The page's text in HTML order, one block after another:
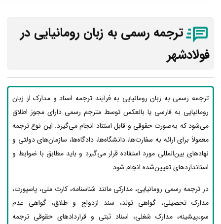
ترجمه رسمی به زبان رومانیایی در
فولادشهر
ترجمه رسمی به زبان رومانیایی به فرآیند ترجمه اسناد و مدارک از زبان
رومانیایی به فارسی یا بالعکس توسط مترجم رسمی دارای مجوز اطلاق
می‌شود که به‌صورت حقوقی و قابل استناد انجام می‌گیرد. این نوع ترجمه
معمولاً برای ارائه به سفارت‌ها، دانشگاه‌ها، دادگاه‌ها، سازمان‌های دولتی و
نهادهای بین‌المللی مورد استفاده قرار می‌گیرد و باید مطابق با ضوابط و
استانداردهای تعیین‌شده انجام شود.
در ترجمه رسمی رومانیایی، مدارکی مانند شناسنامه، کارت ملی، پاسپورت،
مدارک تحصیلی، گواهی تولد، سند ازدواج و طلاق، گواهی عدم
سوءپیشینه، مدارک شغلی، اسناد ثبتی و قراردادهای حقوقی ترجمه